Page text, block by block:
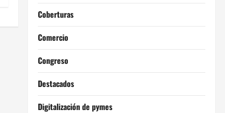
Coberturas
Comercio
Congreso
Destacados
Digitalización de pymes